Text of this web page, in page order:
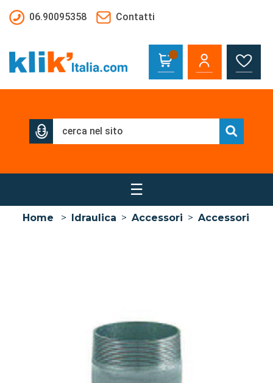
06.90095358
Contatti
☰
Home > Idraulica > Accessori > Accessori